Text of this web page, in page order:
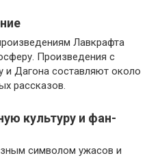
Лавкрафта
Произведения с
и Дагона составляют около
рассказов.
культуру и фан-
символом ужасов и